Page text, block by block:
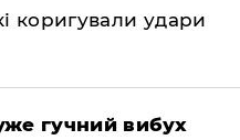
коригували удари
гучний вибух